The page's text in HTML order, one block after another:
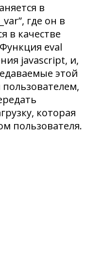
в
где он в
в качестве
eval
javascript, и,
этой
которая
пользователя.